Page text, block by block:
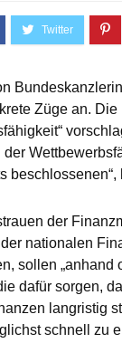
Züge an.
der
der
nationalen
sollen „anhand
dafür sorgen,
langristig
schnell zu